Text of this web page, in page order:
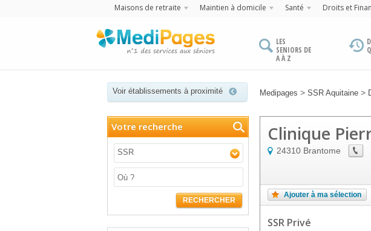
Maisons de retraite Maintien à domicile Santé Droits et
LES
SENIORS DE
A À Z
Voir établissements à proximité Medipages > SSR Aquitaine >
Votre recherche
SSR
RECHERCHER
Clinique
24310 Brantome
Ajouter à ma sélection
SSR Privé